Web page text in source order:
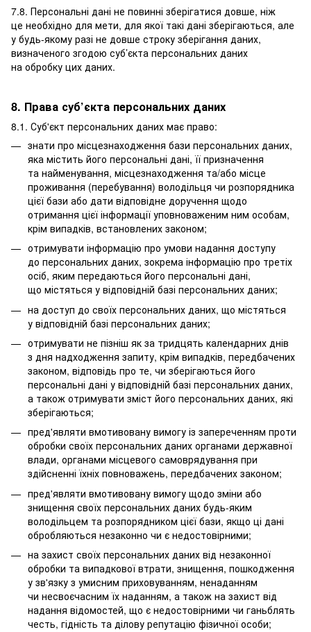
7.8. Персональні дані не повинні зберігатися довше, ніж
це необхідно для мети, для якої такі дані зберігаються, але
у будь-якому разі не довше строку зберігання даних,
визначеного згодою суб’єкта персональних даних
на обробку цих даних.
8. Права суб’єкта персональних даних
8.1. Суб'єкт персональних даних має право:
знати про місцезнаходження бази персональних даних,
яка містить його персональні дані, її призначення
та найменування, місцезнаходження та/або місце
проживання (перебування) володільця чи розпорядника
цієї бази або дати відповідне доручення щодо
отримання цієї інформації уповноваженим ним особам,
крім випадків, встановлених законом;
отримувати інформацію про умови надання доступу
до персональних даних, зокрема інформацію про третіх
осіб, яким передаються його персональні дані,
що містяться у відповідній базі персональних даних;
на доступ до своїх персональних даних, що містяться
у відповідній базі персональних даних;
отримувати не пізніш як за тридцять календарних днів
з дня надходження запиту, крім випадків, передбачених
законом, відповідь про те, чи зберігаються його
персональні дані у відповідній базі персональних даних,
а також отримувати зміст його персональних даних, які
зберігаються;
пред'являти вмотивовану вимогу із запереченням проти
обробки своїх персональних даних органами державної
влади, органами місцевого самоврядування при
здійсненні їхніх повноважень, передбачених законом;
пред'являти вмотивовану вимогу щодо зміни або
знищення своїх персональних даних будь-яким
володільцем та розпорядником цієї бази, якщо ці дані
обробляються незаконно чи є недостовірними;
на захист своїх персональних даних від незаконної
обробки та випадкової втрати, знищення, пошкодження
у зв'язку з умисним приховуванням, ненаданням
чи несвоєчасним їх наданням, а також на захист від
надання відомостей, що є недостовірними чи ганьблять
честь, гідність та ділову репутацію фізичної особи;